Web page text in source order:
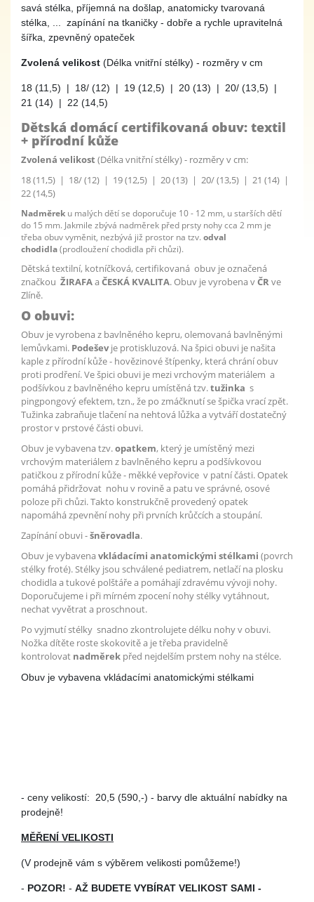
savá stélka, příjemná na došlap, anatomicky tvarovaná
stélka, ... zapínání na tkaničky - dobře a rychle upravitelná
šířka, zpevněný opateček
Zvolená velikost (Délka vnitřní stélky) - rozměry v cm
18 (11,5) | 18/ (12) | 19 (12,5) | 20 (13) | 20/ (13,5) |
21 (14) | 22 (14,5)
Dětská domácí certifikovaná obuv: textil
+ přírodní kůže
Zvolená velikost (Délka vnitřní stélky) - rozměry v cm:
18 (11,5) | 18/ (12) | 19 (12,5) | 20 (13) | 20/ (13,5) | 21 (14) |
22 (14,5)
Nadměrek u malých dětí se doporučuje 10 - 12 mm, u starších dětí
do 15 mm. Jakmile zbývá nadměrek před prsty nohy cca 2 mm je
třeba obuv vyměnit, nezbývá již prostor na tzv. odval
chodidla(prodloužení chodidla při chůzi).
Dětská textilní, kotníčková, certifikovaná obuv je označená
značkou ŽIRAFAa ČESKÁ KVALITA. Obuv je vyrobena vČRve
Zlíně.
O obuvi:
Obuv je vyrobena z bavlněného kepru, olemovaná bavlněnými
lemůvkami. Podeševje protiskluzová. Na špici obuvi je našita
kaple z přírodní kůže - hovězinové štípenky, která chrání obuv
proti prodření. Ve špici obuvi je mezi vrchovým materiálem a
podšívkou z bavlněného kepru umístěná tzv.tužinka s
pingpongový efektem, tzn., že po zmáčknutí se špička vrací zpět.
Tužinka zabraňuje tlačení na nehtová lůžka a vytváří dostatečný
prostor v prstové části obuvi.
Obuv je vybavena tzv.opatkem, který je umístěný mezi
vrchovým materiálem z bavlněného kepru a podšívkovou
patičkou z přírodní kůže - měkké vepřovice v patní části. Opatek
pomáhá přidržovat nohu v rovině a patu ve správné, osové
poloze při chůzi. Takto konstrukčně provedený opatek
napomáhá zpevnění nohy při prvních krůčcích a stoupání.
Zapínání obuvi -šněrovadla.
Obuv je vybavena vkládacími anatomickými stélkami (povrch
stélky froté). Stélky jsou schválené pediatrem, netlačí na plosku
chodidla a tukové polštáře a pomáhají zdravému vývoji nohy.
Doporučujeme i při mírném zpocení nohy stélky vytáhnout,
nechat vyvětrat a proschnout.
Po vyjmutí stélky snadno zkontrolujete délku nohy v obuvi.
Nožka dítěte roste skokovitě a je třeba pravidelně
kontrolovat nadměrek před nejdelším prstem nohy na stélce.
Obuv je vybavena vkládacími anatomickými stélkami
- ceny velikostí: 20,5 (590,-) - barvy dle aktuální nabídky na
prodejně!
MĚŘENÍ VELIKOSTI
(V prodejně vám s výběrem velikosti pomůžeme!)
- POZOR! - AŽ BUDETE VYBÍRAT VELIKOST SAMI -